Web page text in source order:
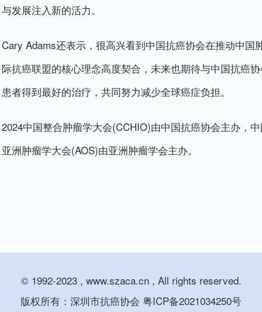
与发展注入新的活力。
Cary Adams还表示，很高兴看到中国抗癌协会在推动中国
际抗癌联盟的核心理念高度契合，未来也期待与中国抗癌
患者得到最好的治疗，共同努力减少全球癌症负担。
2024中国整合肿瘤学大会(CCHIO)由中国抗癌协会主办，
亚洲肿瘤学大会(AOS)由亚洲肿瘤学会主办。
© 1992-2023 , www.szaca.cn , All rights reserved.
版权所有：深圳市抗癌协会 粤ICP备2021034250号